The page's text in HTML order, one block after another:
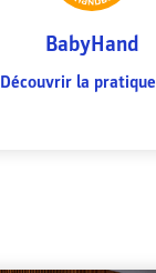
BabyHand
Découvrir la pratique